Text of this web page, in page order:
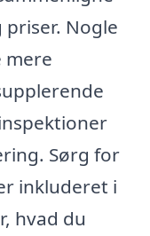
Nogle
mere
Sørg for
inkluderet i
hvad du